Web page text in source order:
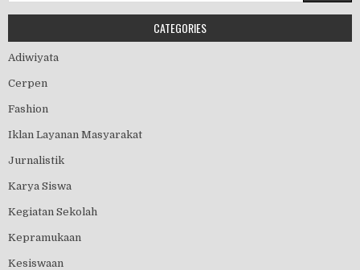
CATEGORIES
Adiwiyata
Cerpen
Fashion
Iklan Layanan Masyarakat
Jurnalistik
Karya Siswa
Kegiatan Sekolah
Kepramukaan
Kesiswaan